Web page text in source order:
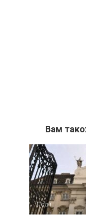
Вам
Події